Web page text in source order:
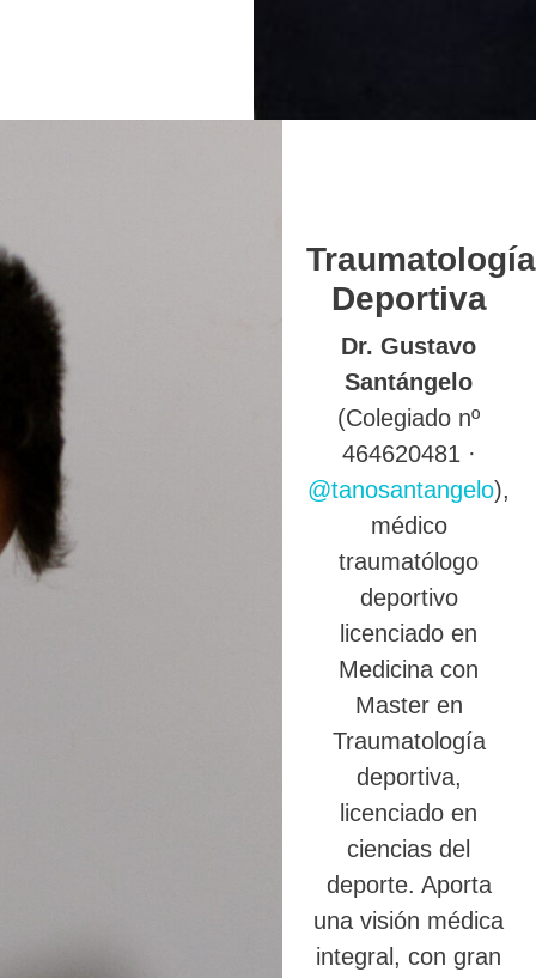
Traumatología
Deportiva
Dr. Gustavo
Santángelo
(Colegiado nº
464620481 ·
@tanosantangelo),
médico
traumatólogo
deportivo
licenciado en
Medicina con
Master en
Traumatología
deportiva,
licenciado en
ciencias del
deporte. Aporta
una visión médica
integral, con gran